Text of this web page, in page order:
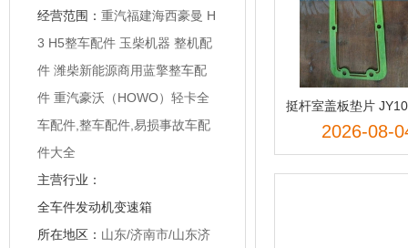
经营范围： 重汽福建海西豪曼 H
3 H5整车配件 玉柴机器 整机配
件 潍柴新能源商用蓝擎整车配
件 重汽豪沃（HOWO）轻卡全
车配件,整车配件,易损事故车配
件大全
主营行业：
全车件发动机变速箱
驾驶室底盘
所在地区： 山东/济南市/山东济
2026-08-